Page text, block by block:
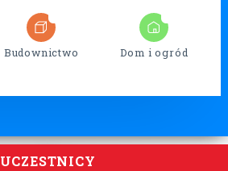
Budownictwo Dom i ogród
UCZESTNICY